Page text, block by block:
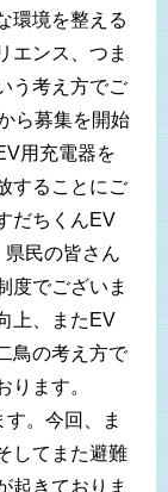
環境を整える
エンス、つま
う考え方でご
ら募集を開始
用充電器を
することにご
だちくんEV
民の皆さん
度でございま
上、またEV
鳥の考え方で
ります。
。今回、ま
してまた避難
起きておりま